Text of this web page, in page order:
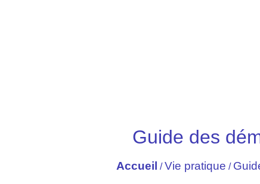
Guide des
Accueil /Vie pratique /